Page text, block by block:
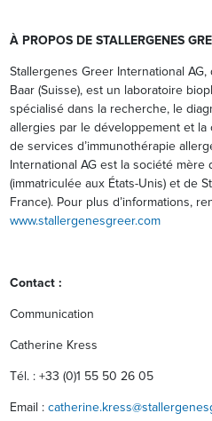
À PROPOS DE STALLERGENES
Stallergenes Greer International
Baar (Suisse), est un laboratoire
spécialisé dans la recherche, le
allergies par le développement et
de services d’immunothérapie
International AG est la société mère
(immatriculée aux États-Unis) et de
France). Pour plus d’informations,
www.stallergenesgreer.com
Contact :
Communication
Catherine Kress
Tél. : +33 (0)1 55 50 26 05
Email :